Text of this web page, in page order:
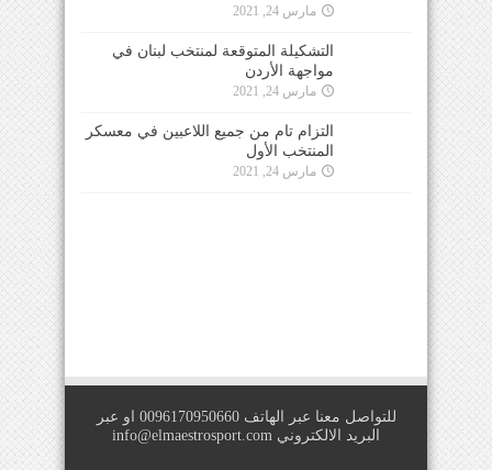
مارس 24, 2021
التشكيلة المتوقعة لمنتخب لبنان في
مواجهة الأردن
مارس 24, 2021
التزام تام من جميع اللاعبين في معسكر
المنتخب الأول
مارس 24, 2021
للتواصل معنا عبر الهاتف 0096170950660 او عبر
البريد الالكتروني info@elmaestrosport.com